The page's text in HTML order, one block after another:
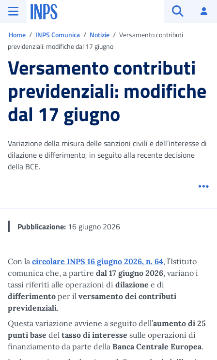
Vai al menu principale
Vai al contenuto principale
Vai al pie' di pagina
INPS ()
Home INPS Comunica Notizie
Versamento contributi
previdenziali: modifiche dal 17 giugno
Versamento contributi
previdenziali: modifiche
dal 17 giugno
Variazione della misura delle sanzioni civili e dell’interesse di
dilazione e differimento, in seguito alla recente decisione
della BCE.
Pubblicazione: 16 giugno 2026
Con la circolare INPS 16 giugno 2026, n. 64, l’Istituto
comunica che, a partire dal 17 giugno 2026, variano i
tassi riferiti alle operazioni di dilazione e di
differimento per il versamento dei contributi
previdenziali.
Questa variazione avviene a seguito dell’aumento di 25
punti base del tasso di interesse sulle operazioni di
finanziamento da parte della Banca Centrale Europea.